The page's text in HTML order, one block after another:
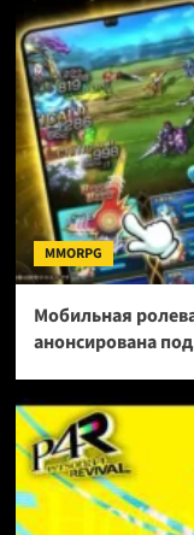
MMORPG
Мобильная
анонсирована